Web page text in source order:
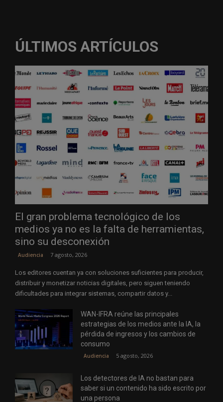
ÚLTIMOS ARTÍCULOS
El gran problema tecnológico de los
medios ya no es la falta de herramientas,
sino su desconexión
Audiencia 7 agosto, 2026
Los editores cuentan ya con soluciones suficientes para producir,
distribuir y monetizar noticias digitales, pero siguen teniendo
dificultades para integrar sistemas, compartir datos y...
WAN-IFRA reúne las principales
estrategias de los medios ante la IA, la
pérdida de ingresos y los cambios de
consumo
Audiencia 5 agosto, 2026
Los detectores de IA no bastan para
saber si un contenido ha sido escrito por
una persona